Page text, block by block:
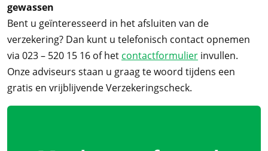
gewassen
Bent u geïnteresseerd in het afsluiten van de
verzekering? Dan kunt u telefonisch contact opnemen
via 023 – 520 15 16 of het contactformulier invullen.
Onze adviseurs staan u graag te woord tijdens een
gratis en vrijblijvende Verzekeringscheck.